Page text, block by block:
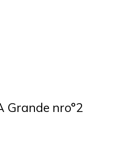
Grande nro°2